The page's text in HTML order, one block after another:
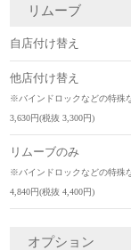
リムーブ
自店付け替え
他店付け替え
※バインドロックなどの特殊
3,630円(税抜 3,300円)
リムーブのみ
※バインドロックなどの特殊
4,840円(税抜 4,400円)
オプション